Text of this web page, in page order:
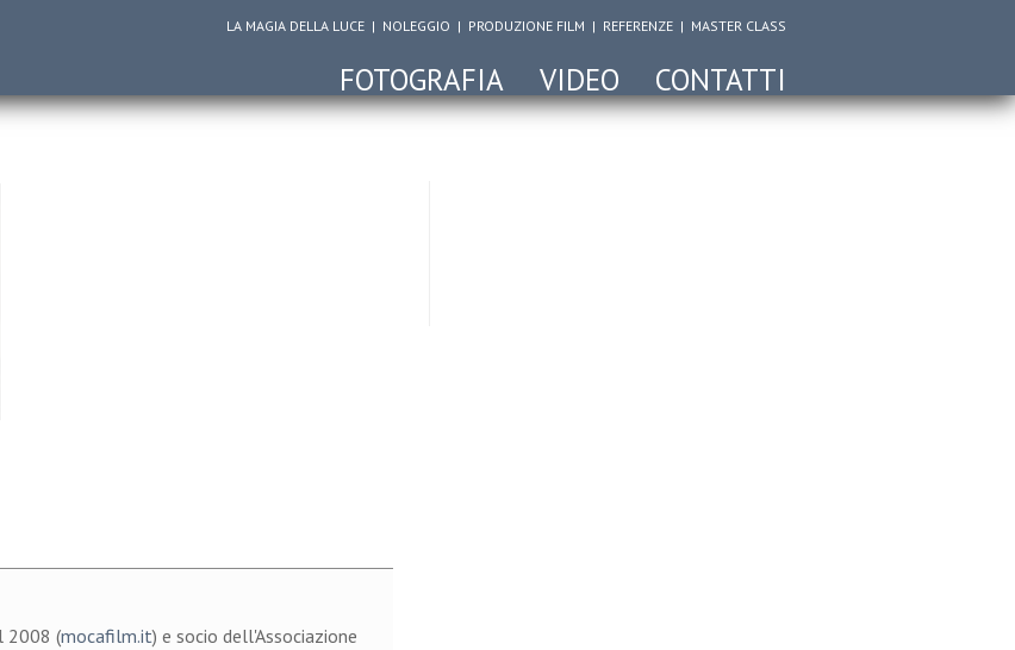
LA MAGIA DELLA LUCE | NOLEGGIO | PRODUZIONE FILM | REFERENZE | MASTER CLASS
FOTOGRAFIA VIDEO CONTATTI
2008 (mocafilm.it) e socio dell'Associazione